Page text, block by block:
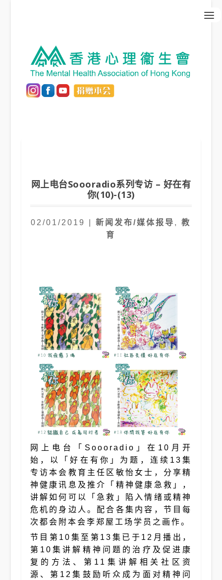
网上电台Soooradio系列专访 – 好在有
你(10)-(13)
02/01/2019 |新闻发布/媒体报导 ,教
育
网上电台「Soooradio」在10月开
始，以「好在有你」为题，连续13集
专访本会教育主任区敏怡女士，分享精
神健康讯息及推介「精神健康急救」，
讲解如何可以「急救」陷入情绪或精神
危机的身边人。配合各集内容，节目每
次都会附本会李郑屋工场学员之画作。
节目第10集至第13集已于12月播出，
第10集讲解精神问题的治疗及促进康
复的方法、第11集讲解相关社区资
源、第12集鼓励听众成为面对精神问